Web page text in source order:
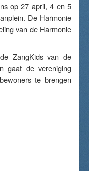
op 27 april, 4 en 5
De Harmonie
van de Harmonie
ZangKids van de
gaat de vereniging
te brengen